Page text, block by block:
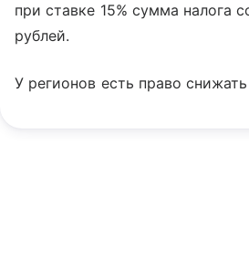
при ставке 15% сумма налога
рублей.
У регионов есть право снижать